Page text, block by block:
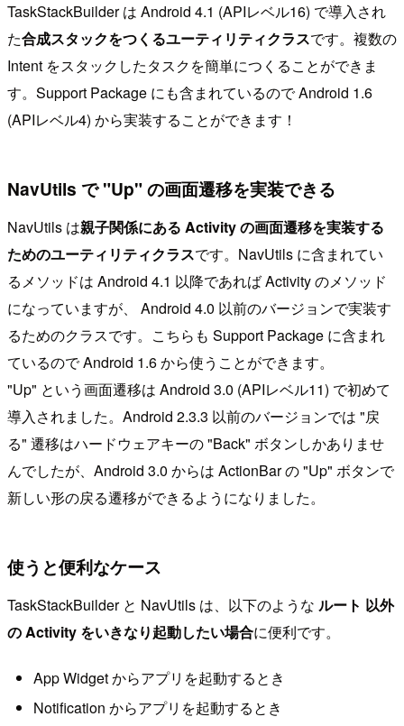
TaskStackBuilder は Android 4.1 (APIレベル16) で導入され
た合成スタックをつくるユーティリティクラスです。複数の
Intent をスタックしたタスクを簡単につくることができま
す。Support Package にも含まれているので Android 1.6
(APIレベル4) から実装することができます！
NavUtils で "Up" の画面遷移を実装できる
NavUtils は親子関係にある Activity の画面遷移を実装する
ためのユーティリティクラスです。NavUtils に含まれてい
るメソッドは Android 4.1 以降であれば Activity のメソッド
になっていますが、 Android 4.0 以前のバージョンで実装す
るためのクラスです。こちらも Support Package に含まれ
ているので Android 1.6 から使うことができます。
"Up" という画面遷移は Android 3.0 (APIレベル11) で初めて
導入されました。Android 2.3.3 以前のバージョンでは "戻
る" 遷移はハードウェアキーの "Back" ボタンしかありませ
んでしたが、Android 3.0 からは ActionBar の "Up" ボタンで
新しい形の戻る遷移ができるようになりました。
使うと便利なケース
TaskStackBuilder と NavUtils は、以下のような ルート 以外
の Activity をいきなり起動したい場合に便利です。
App Widget からアプリを起動するとき
Notification からアプリを起動するとき